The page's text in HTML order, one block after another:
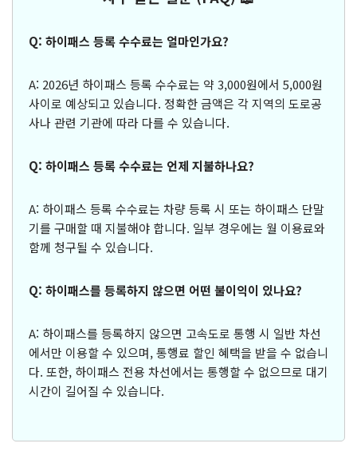
Q: 하이패스 등록 수수료는 얼마인가요?
A: 2026년 하이패스 등록 수수료는 약 3,000원에서 5,000원
사이로 예상되고 있습니다. 정확한 금액은 각 지역의 도로공
사나 관련 기관에 따라 다를 수 있습니다.
Q: 하이패스 등록 수수료는 언제 지불하나요?
A: 하이패스 등록 수수료는 차량 등록 시 또는 하이패스 단말
기를 구매할 때 지불해야 합니다. 일부 경우에는 월 이용료와
함께 청구될 수 있습니다.
Q: 하이패스를 등록하지 않으면 어떤 불이익이 있나요?
A: 하이패스를 등록하지 않으면 고속도로 통행 시 일반 차선
에서만 이용할 수 있으며, 통행료 할인 혜택을 받을 수 없습니
다. 또한, 하이패스 전용 차선에서는 통행할 수 없으므로 대기
시간이 길어질 수 있습니다.